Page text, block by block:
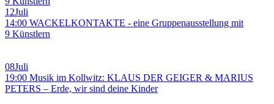
12Juli
14:00 WACKELKONTAKTE - eine Gruppenausstellung mit
9 Künstlern
08Juli
19:00 Musik im Kollwitz: KLAUS DER GEIGER & MARIUS
PETERS – Erde, wir sind deine Kinder